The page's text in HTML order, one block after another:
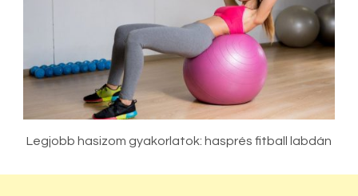
Legjobb hasizom gyakorlatok: hasprés fitball labdán